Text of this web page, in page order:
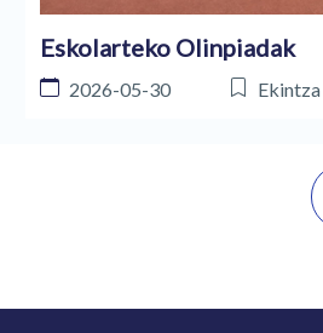
Eskolarteko Olinpiadak
2026-05-30 Ekintza